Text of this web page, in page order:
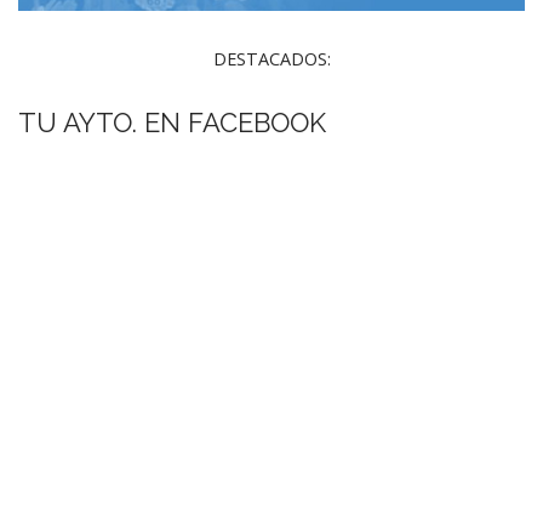
DESTACADOS:
TU AYTO. EN FACEBOOK